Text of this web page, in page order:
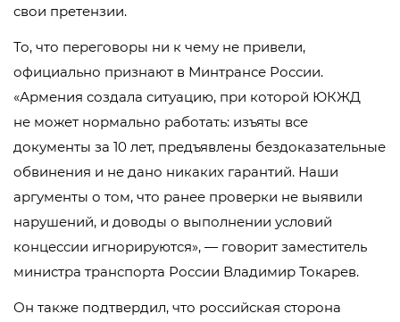
свои претензии.
То, что переговоры ни к чему не привели,
официально признают в Минтрансе России.
«Армения создала ситуацию, при которой ЮКЖД
не может нормально работать: изъяты все
документы за 10 лет, предъявлены бездоказательные
обвинения и не дано никаких гарантий. Наши
аргументы о том, что ранее проверки не выявили
нарушений, и доводы о выполнении условий
концессии игнорируются», — говорит заместитель
министра транспорта России Владимир Токарев.
Он также подтвердил, что российская сторона